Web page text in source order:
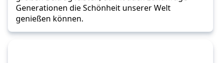
Generationen die Schönheit unserer Welt
genießen können.